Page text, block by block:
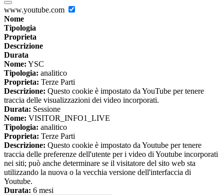
www.youtube.com
Nome
Tipologia
Proprieta
Descrizione
Durata
Nome: YSC
Tipologia: analitico
Proprieta: Terze Parti
Descrizione: Questo cookie è impostato da YouTube per tenere
traccia delle visualizzazioni dei video incorporati.
Durata: Sessione
Nome: VISITOR_INFO1_LIVE
Tipologia: analitico
Proprieta: Terze Parti
Descrizione: Questo cookie è impostato da Youtube per tenere
traccia delle preferenze dell'utente per i video di Youtube incorporati
nei siti; può anche determinare se il visitatore del sito web sta
utilizzando la nuova o la vecchia versione dell'interfaccia di
Youtube.
Durata: 6 mesi